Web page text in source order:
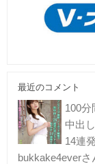
最近のコメント
100
中出
14連
bukkake4everさ